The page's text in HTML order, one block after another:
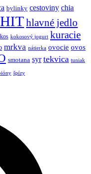
bylinky cestoviny chia
HIThlavné jedlo
kokosový jogurt kuracie
mrkva nátierka ovocie ovos
smotana syr tekvica tuniak
špízy